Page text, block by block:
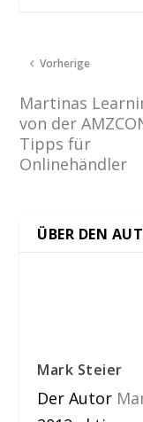
Vorherige
Martinas
von der
Tipps für
Onlinehändler
ÜBER DEN
Mark Steier
Der Autor